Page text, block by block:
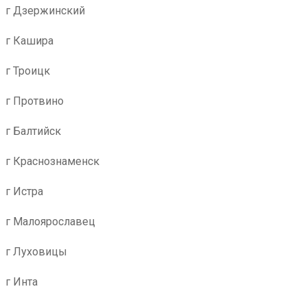
г Дзержинский
г Кашира
г Троицк
г Протвино
г Балтийск
г Краснознаменск
г Истра
г Малоярославец
г Луховицы
г Инта